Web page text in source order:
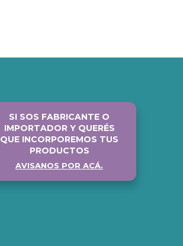
SI SOS FABRICANTE O
IMPORTADOR Y QUERÉS
QUE INCORPOREMOS TUS
PRODUCTOS
AVISANOS POR ACÁ.